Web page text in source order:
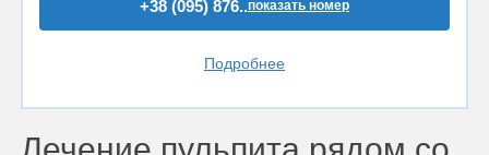
+38 (095) 876..показать номер
Подробнее